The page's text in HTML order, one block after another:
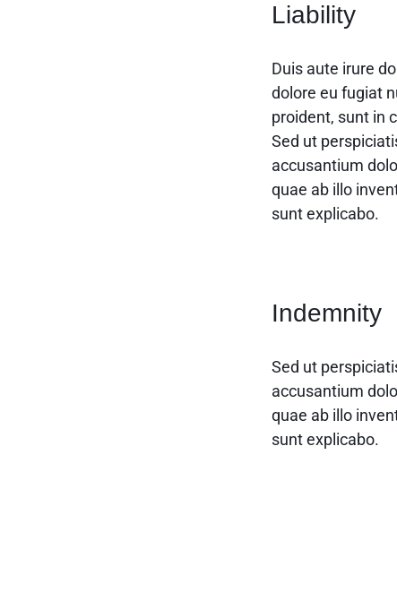
Liability
Duis aute irure
dolore eu fugiat
proident, sunt in
Sed ut
accusantium
quae ab illo
sunt explicabo.
Indemnity
Sed ut
accusantium
quae ab illo
sunt explicabo.